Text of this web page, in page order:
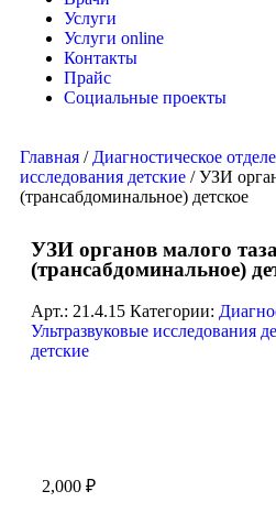
Услуги
Услуги online
Контакты
Прайс
Социальные проекты
Главная / Диагностическое
исследования детские / УЗИ
(трансабдоминальное) детское
УЗИ органов малого таза
(трансабдоминальное)
Арт.: 21.4.15 Категории:
Ультразвуковые исследования
детские
2,000 ₽